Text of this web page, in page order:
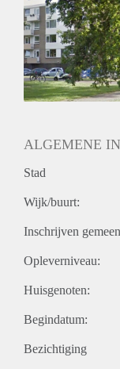
Huurtoeslag
Mogelijk
Inkomen eis
N.V.T.
Huurtermijn
Onbepaalde
ALGEMENE
Stad
Wijk/buurt:
Inschrijven
Opleverniveau:
Huisgenoten:
Begindatum:
Bezichtiging